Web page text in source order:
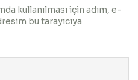
kullanılması için adım, e-
bu tarayıcıya